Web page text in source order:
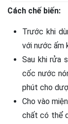
Cách chế biến:
Trước khi
với nước ấm
Sau khi rửa
cốc nước
phút cho
Cho vào
chất có thể